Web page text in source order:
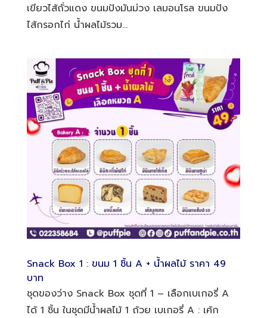
เขียวไส้ถั่วแดง ขนมปังมันม่วง เลมอนโรล ขนมปัง
ไส้กรอกไก่ น้ำผลไม้รวม...
Snack Box 1 : ขนม 1 ชิ้น A + น้ำผลไม้ ราคา 49
บาท
ชุดของว่าง Snack Box ชุดที่ 1 – เลือกเบเกอรี่ A
ได้ 1 ชิ้น ในชุดมีน้ำผลไม้ 1 ถ้วย เบเกอรี่ A : เค้ก